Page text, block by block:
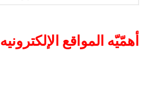
أهمّيّه المواقع الإلكترونيه